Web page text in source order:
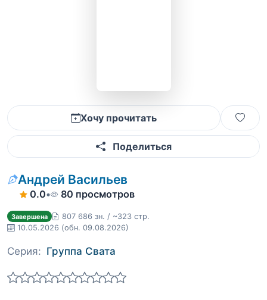
Хочу прочитать
Поделиться
Андрей Васильев
0.0• 80 просмотров
Завершена
807 686 зн. / ~323 стр.
10.05.2026 (обн. 09.08.2026)
Серия: Группа Свата